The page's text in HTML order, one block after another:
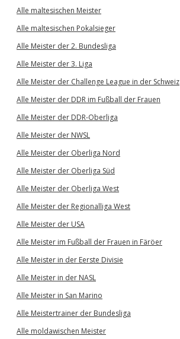
Alle maltesischen Meister
Alle maltesischen Pokalsieger
Alle Meister der 2. Bundesliga
Alle Meister der 3. Liga
Alle Meister der Challenge League in der Schweiz
Alle Meister der DDR im Fußball der Frauen
Alle Meister der DDR-Oberliga
Alle Meister der NWSL
Alle Meister der Oberliga Nord
Alle Meister der Oberliga Süd
Alle Meister der Oberliga West
Alle Meister der Regionalliga West
Alle Meister der USA
Alle Meister im Fußball der Frauen in Färöer
Alle Meister in der Eerste Divisie
Alle Meister in der NASL
Alle Meister in San Marino
Alle Meistertrainer der Bundesliga
Alle moldawischen Meister